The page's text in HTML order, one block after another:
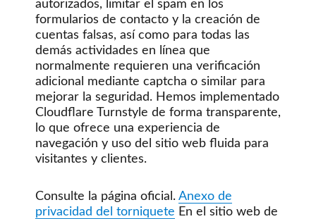
autorizados, limitar el spam en los
formularios de contacto y la creación de
cuentas falsas, así como para todas las
demás actividades en línea que
normalmente requieren una verificación
adicional mediante captcha o similar para
mejorar la seguridad. Hemos implementado
Cloudflare Turnstyle de forma transparente,
lo que ofrece una experiencia de
navegación y uso del sitio web fluida para
visitantes y clientes.
Consulte la página oficial. Anexo de
privacidad del torniquete En el sitio web de